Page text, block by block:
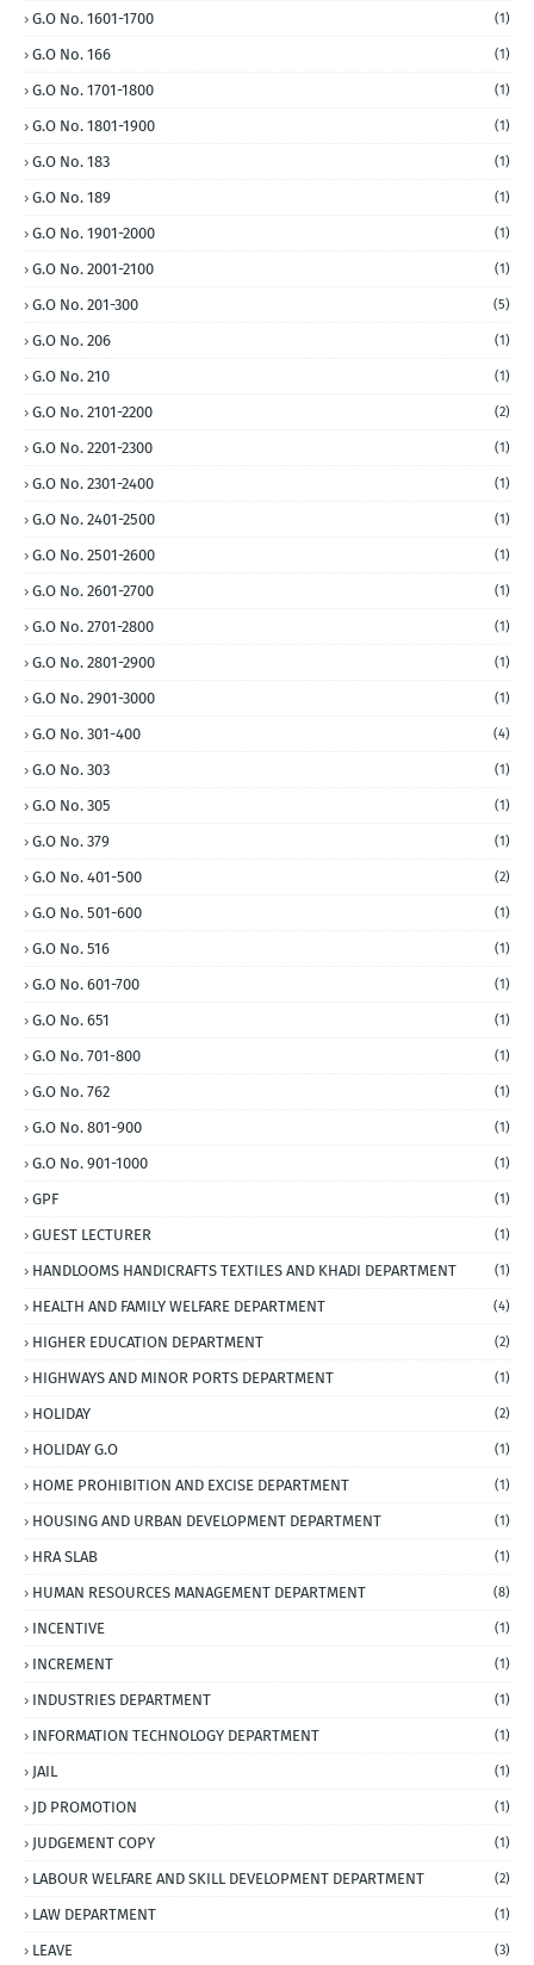
G.O No. 1601-1700 (1)
G.O No. 166 (1)
G.O No. 1701-1800 (1)
G.O No. 1801-1900 (1)
G.O No. 183 (1)
G.O No. 189 (1)
G.O No. 1901-2000 (1)
G.O No. 2001-2100 (1)
G.O No. 201-300 (5)
G.O No. 206 (1)
G.O No. 210 (1)
G.O No. 2101-2200 (2)
G.O No. 2201-2300 (1)
G.O No. 2301-2400 (1)
G.O No. 2401-2500 (1)
G.O No. 2501-2600 (1)
G.O No. 2601-2700 (1)
G.O No. 2701-2800 (1)
G.O No. 2801-2900 (1)
G.O No. 2901-3000 (1)
G.O No. 301-400 (4)
G.O No. 303 (1)
G.O No. 305 (1)
G.O No. 379 (1)
G.O No. 401-500 (2)
G.O No. 501-600 (1)
G.O No. 516 (1)
G.O No. 601-700 (1)
G.O No. 651 (1)
G.O No. 701-800 (1)
G.O No. 762 (1)
G.O No. 801-900 (1)
G.O No. 901-1000 (1)
GPF (1)
GUEST LECTURER (1)
HANDLOOMS HANDICRAFTS TEXTILES AND KHADI DEPARTMENT (1)
HEALTH AND FAMILY WELFARE DEPARTMENT (4)
HIGHER EDUCATION DEPARTMENT (2)
HIGHWAYS AND MINOR PORTS DEPARTMENT (1)
HOLIDAY (2)
HOLIDAY G.O (1)
HOME PROHIBITION AND EXCISE DEPARTMENT (1)
HOUSING AND URBAN DEVELOPMENT DEPARTMENT (1)
HRA SLAB (1)
HUMAN RESOURCES MANAGEMENT DEPARTMENT (8)
INCENTIVE (1)
INCREMENT (1)
INDUSTRIES DEPARTMENT (1)
INFORMATION TECHNOLOGY DEPARTMENT (1)
JAIL (1)
JD PROMOTION (1)
JUDGEMENT COPY (1)
LABOUR WELFARE AND SKILL DEVELOPMENT DEPARTMENT (2)
LAW DEPARTMENT (1)
LEAVE (3)